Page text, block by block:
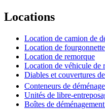
Locations
Location de camion de
Location de fourgonnette
Location de remorque
Location de véhicule de
Diables et couvertures
Conteneurs de
Unités de libre-
Boîtes de